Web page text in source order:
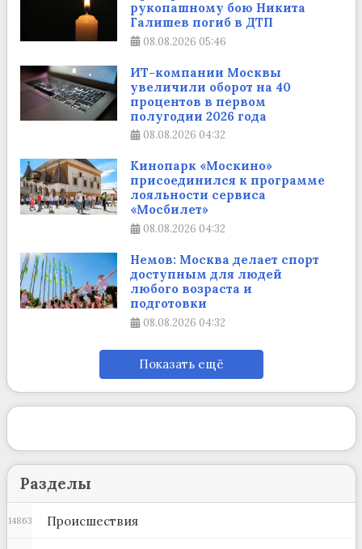
рукопашному бою Никита
Галишев погиб в ДТП
08.08.2026 05:46
ИТ-компании Москвы
увеличили оборот на 40
процентов в первом
полугодии 2026 года
08.08.2026 04:32
Кинопарк «Москино»
присоединился к программе
лояльности сервиса
«Мосбилет»
08.08.2026 04:32
Немов: Москва делает спорт
доступным для людей
любого возраста и
подготовки
08.08.2026 04:32
Показать ещё
Разделы
Происшествия
14863